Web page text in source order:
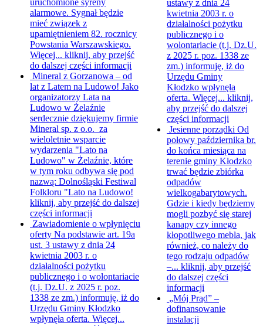
alarmowe. Sygnał będzie
mieć związek z
upamiętnieniem 82. rocznicy
Powstania Warszawskiego.
Więcej... kliknij, aby przejść
do dalszej części informacji
Mineral z Gorzanowa – od
lat z Latem na Ludowo! Jako
organizatorzy Lata na
Ludowo w Żelaźnie
serdecznie dziękujemy firmie
Mineral sp. z o.o. za
wieloletnie wsparcie
wydarzenia "Lato na
Ludowo" w Żelaźnie, które
w tym roku odbywa się pod
nazwą: Dolnośląski Festiwal
Folkloru "Lato na Ludowo!
kliknij, aby przejść do dalszej
części informacji
Zawiadomienie o wpłynięciu
oferty Na podstawie art. 19a
ust. 3 ustawy z dnia 24
kwietnia 2003 r. o
działalności pożytku
publicznego i o wolontariacie
(t.j. Dz.U. z 2025 r. poz.
1338 ze zm.) informuję, iż do
Urzędu Gminy Kłodzko
wpłynęła oferta. Więcej...
ustawy z dnia 24
kwietnia 2003 r. o
działalności pożytku
publicznego i o
wolontariacie (t.j. Dz.U.
z 2025 r. poz. 1338 ze
zm.) informuję, iż do
Urzędu Gminy
Kłodzko wpłynęła
oferta. Więcej... kliknij,
aby przejść do dalszej
części informacji
Jesienne porządki Od
połowy października br.
do końca miesiąca na
terenie gminy Kłodzko
trwać będzie zbiórka
odpadów
wielkogabarytowych.
Gdzie i kiedy będziemy
mogli pozbyć się starej
kanapy czy innego
kłopotliwego mebla, jak
również, co należy do
tego rodzaju odpadów
–... kliknij, aby przejść
do dalszej części
informacji
„Mój Prąd” –
dofinansowanie
instalacji